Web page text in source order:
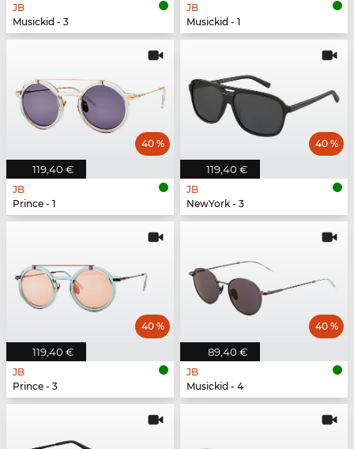
JB
Musickid - 3
JB
Musickid - 1
119,40 €
40 %
JB
Prince - 1
119,40 €
40 %
JB
NewYork - 3
119,40 €
40 %
JB
Prince - 3
89,40 €
40 %
JB
Musickid - 4